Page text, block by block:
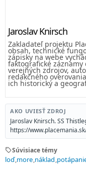
Jaroslav Knirsch
Zakladateľ projektu
obsah, technické
zápisky na webe
faktografické
verejných zdrojov,
redakčného
ich historický a
AKO UVIESŤ ZDROJ
Jaroslav Knirsch. SS
https://
sellSúvisiace témy
loď more náklad